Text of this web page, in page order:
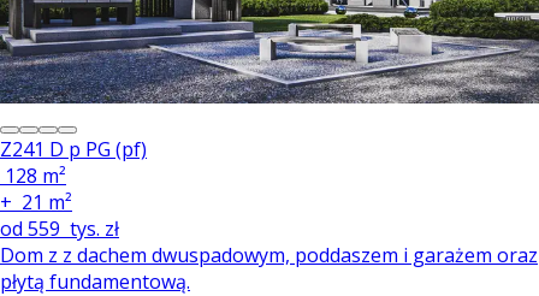
Z241 D p PG (pf)
128 m²
+ 21 m²
od 559 tys. zł
Dom z z dachem dwuspadowym, poddaszem i garażem oraz
płytą fundamentową.